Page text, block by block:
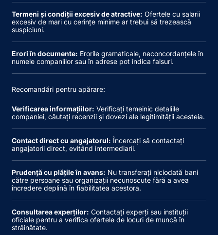
Termeni și condiții excesiv de atractive: Ofertele cu salarii
excesiv de mari cu cerințe minime ar trebui să trezească
suspiciuni.
Erori în documente: Erorile gramaticale, neconcordanțele în
numele companiilor sau în adrese pot indica falsuri.
Recomandări pentru apărare:
Verificarea informațiilor: Verificați temeinic detaliile
companiei, căutați recenzii și dovezi ale legitimității acesteia.
Contact direct cu angajatorul: Încercați să contactați
angajatorii direct, evitând intermediarii.
Prudență cu plățile în avans: Nu transferați niciodată bani
către persoane sau organizații necunoscute fără a avea
încredere deplină în fiabilitatea acestora.
Consultarea experților: Contactați experți sau instituții
oficiale pentru a verifica ofertele de locuri de muncă în
străinătate.